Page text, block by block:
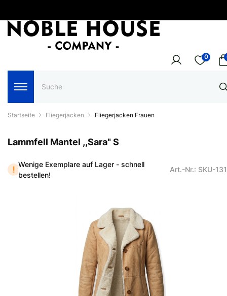
0
Startseite Fliegerjacken Fliegerjacken Frauen
Lammfell Mantel ,,Sara" S
Wenige Exemplare auf Lager - schnell
bestellen!
Art.-Nr.: SKU-